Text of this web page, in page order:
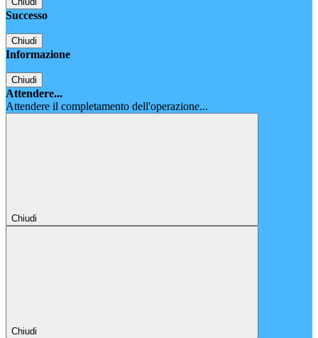
Successo
Chiudi
Informazione
Chiudi
Attendere...
Attendere il completamento dell'operazione...
Chiudi
Chiudi